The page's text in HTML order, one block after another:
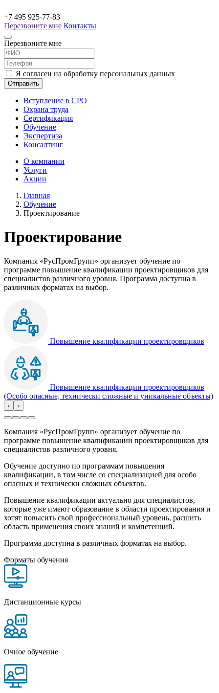
+7 495 925-77-83
Перезвоните мне Контакты
Перезвоните мне
Я согласен на обработку персональных данных
Отправить
Вступление в СРО
Охрана труда
Сертификация
Обучение
Экспертиза
Консалтинг
О компании
Услуги
Акции
Главная
Обучение
Проектирование
Проектирование
Компания «РусПромГрупп» организует обучение по
программе повышение квалификации проектировщиков для
специалистов различного уровня. Программа доступна в
различных форматах на выбор.
Повышение квалификации проектировщиков
Повышение квалификации проектировщиков
(Особо опасные, технически сложные и уникальные объекты)
‹ ›
Компания «РусПромГрупп» организует обучение по
программе повышение квалификации проектировщиков для
специалистов различного уровня.
Обучение доступно по программам повышения
квалификации, в том числе со специализацией для особо
опасных и технически сложных объектов.
Повышение квалификации актуально для специалистов,
которые уже имеют образование в области проектирования и
хотят повысить свой профессиональный уровень, расшить
область применения своих знаний и компетенций.
Программа доступна в различных форматах на выбор.
Форматы обучения
Дистанционные курсы
Очное обучение